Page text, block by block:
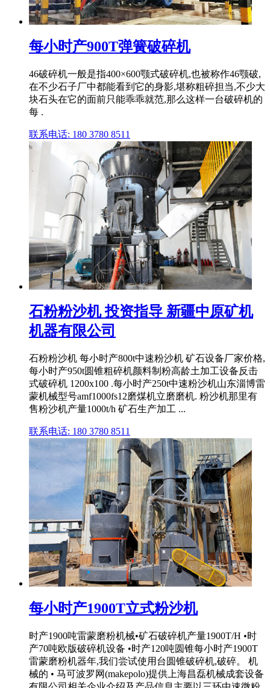
每小时产900T弹簧破碎机
46破碎机一般是指400×600颚式破碎机,也被称作46颚破,
在不少石子厂中都能看到它的身影,堪称粗碎担当,不少大
块石头在它的面前只能乖乖就范,那么这样一台破碎机的
每 .
联系电话: 180 3780 8511
石粉粉沙机 投资指导 新疆中原矿机
机器有限公司
石粉粉沙机 每小时产800t中速粉沙机 矿石设备厂家价格,
每小时产950t圆锥粗碎机颜料制粉高龄土加工设备反击
式破碎机 1200x100 .每小时产250t中速粉沙机山东淄博雷
蒙机械型号amf1000fs12磨煤机立磨磨机. 粉沙机那里有
售粉沙机产量1000t/h 矿石生产加工 ...
联系电话: 180 3780 8511
每小时产1900T立式粉沙机
时产1900吨雷蒙磨粉机械•矿石破碎机产量1900T/H •时
产70吨欧版破碎机设备 •时产120吨圆锥每小时产1900T
雷蒙磨粉机器年,我们尝试使用台圆锥破碎机,破碎。 机
械的 • 马可波罗网(makepolo)提供上海昌磊机械成套设备